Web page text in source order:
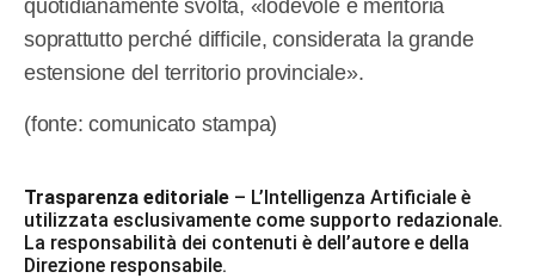
quotidianamente svolta, «lodevole e meritoria
soprattutto perché difficile, considerata la grande
estensione del territorio provinciale».
(fonte: comunicato stampa)
Trasparenza editoriale – L’Intelligenza Artificiale è
utilizzata esclusivamente come supporto redazionale.
La responsabilità dei contenuti è dell’autore e della
Direzione responsabile.